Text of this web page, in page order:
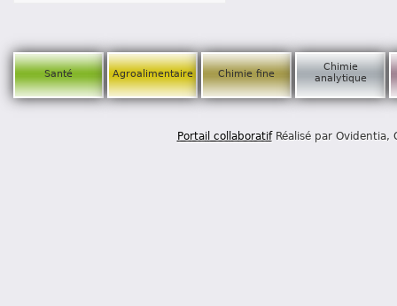
Santé Agroalimentaire Chimie fine
Chimie
analytique
Portail collaboratifRéalisé par Ovidentia,